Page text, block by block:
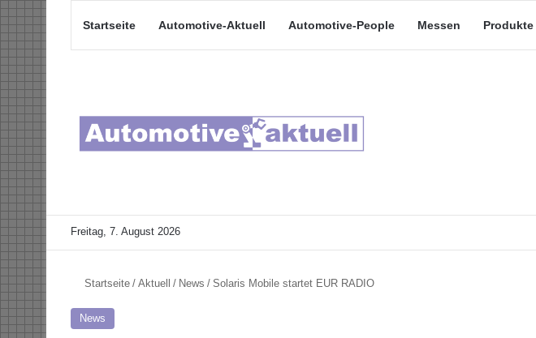
Startseite Automotive-Aktuell Automotive-People Messen Produkte
Freitag, 7. August 2026
Startseite / Aktuell / News / Solaris Mobile startet EUR RADIO
News